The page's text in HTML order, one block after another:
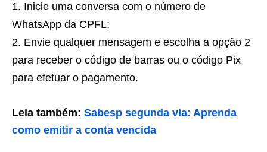
Inicie uma conversa com o número de
WhatsApp da CPFL;
Envie qualquer mensagem e escolha a opção 2
para receber o código de barras ou o código Pix
para efetuar o pagamento.
Leia também: Sabesp segunda via: Aprenda
como emitir a conta vencida